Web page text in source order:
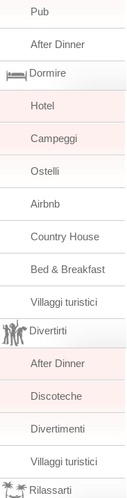
Pub
After Dinner
Dormire
Hotel
Campeggi
Ostelli
Airbnb
Country House
Bed & Breakfast
Villaggi turistici
Divertirti
After Dinner
Discoteche
Divertimenti
Villaggi turistici
Rilassarti